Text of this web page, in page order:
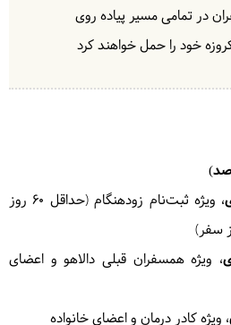
جنگلی خداحافظی می‌کنیم و کم کم
با برفچال و یخچال‌های زیبای منطقه
می‌شویم. امروز حدود 6 کیلومتر کوهپیمایی و افزایش
وقت ازاد برای گشت در طبیعت زیبای
داشت.
= کمپ شکواس
در تمامی مسیر پیاده روی
خود را حمل خواهند کرد
، ویژه ثبت‌نام زودهنگام (حداقل ۶۰ روز
سفر)
، ویژه همسفران قبلی دالاهو و اعضای
، ویژه کادر درمان و اعضای خانواده